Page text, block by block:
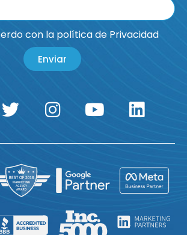
con la política de Privacidad
Enviar